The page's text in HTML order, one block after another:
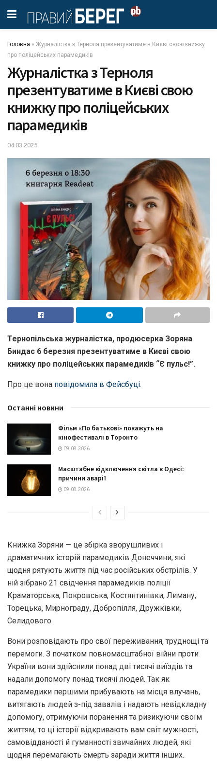
Головна » Журналістка з Терноля презентуватиме в Києві свою книжку
про поліцейських парамедиків
Журналістка з Терноля
презентуватиме в Києві свою
книжку про поліцейських
парамедиків
04.03.2025
Тернопільська журналістка, продюсерка Зоряна
Биндас 6 березня презентуватиме в Києві свою
книжку про поліцейських парамедиків “Є пульс!”.
Про це вона повідомила в Фейсбуці.
Останні новини
Фільм «По батькові» покажуть на
кінофестивалі в Торонто
09.08.2026
Масштабне відключення світла в Одесі:
причини аварії
09.08.2026
Книжка Зоряни — це збірка зворушливих і
драматичних історій парамедиків Донеччини, які
щодня рятують життя під час російських обстрілів. У
ній зібрано 21 свідчення парамедиків поліції
Краматорська, Покровська, Костянтинівки, Лиману,
Торецька, Мирнограду, Добропілля, Дружківки,
Селидового.
Вони розповідають про свої переживання, труднощі та
перемоги. З початком повномасштабної війни проти
України вони здійснили понад дві тисячі виїздів та
надали допомогу понад тисячі людей. Так як
парамедики першими прибувають на місця влучань,
витягають людей з-під завалів і надають невідкладну
допомогу, отримуючи поранення та ризикуючи своїм
життям, то ці історії відкривають вам світ мужності,
самовідданості й гуманності звичайних людей, які
щодня перемагають смерть заради життя інших.